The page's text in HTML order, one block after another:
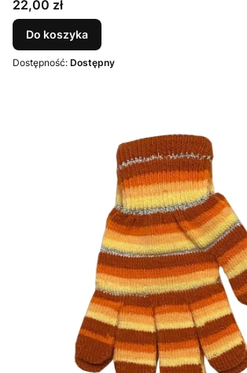
Cena
22,00 zł
Do koszyka
Dostępność: Dostępny